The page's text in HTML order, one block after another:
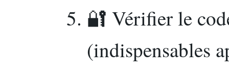
🔐 Vérifier le
(indispensables